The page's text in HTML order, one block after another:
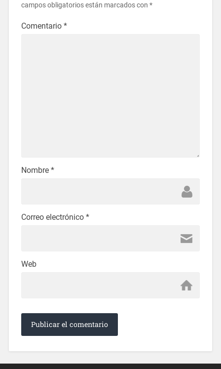
campos obligatorios están marcados con *
Comentario *
Nombre *
Correo electrónico *
Web